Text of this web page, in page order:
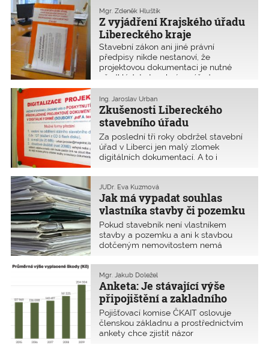
obrátit na obec s rozšířenou
působností, která ho zastoupí.
Z vyjádření Krajského úřadu
Libereckého kraje
Mgr. Zdeněk Hluštík
Stavební zákon ani jiné právní
předpisy nikde nestanoví, že
projektovou dokumentaci je nutné
předkládat stavebnímu úřadu
v listinné podobě. Platí, že žadatel
může činit úkon vůči orgánu veřejné
moci v digitální podobě, pokud zákon
výslovně nestanoví, že úkon musí být
učiněn v listinné podobě či jiným
předpokládaným způsobem.
Zkušenosti Libereckého
stavebního úřadu
s digitalizací
Ing. Jaroslav Urban
Za poslední tři roky obdržel stavební
úřad v Liberci jen malý zlomek
digitálních dokumentací. A to i
vybaven a od roku 2021 vyzývá
stavebníky, aby podávali dokumentaci
i v digitální podobě.
Jak má vypadat souhlas
vlastníka stavby či pozemku
na projektové dokumentaci?
JUDr. Eva Kuzmová
Pokud stavebník není vlastníkem
stavby a pozemku a ani k stavbou
dotčeným nemovitostem nemá
žádosti o stavební povolení být
i souhlas vlastníka. Zde přinášíme
výklad, jaké formální náležitosti tento
souhlas musí splňovat.
Anketa: Je stávající výše
připojištění a zakladního
profesního pojištění
dostatečná?
Mgr. Jakub Doležel
Pojišťovací komise ČKAIT oslovuje
členskou základnu a prostřednictvím
ankety chce zjistit názor